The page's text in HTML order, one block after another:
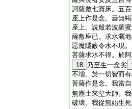
訶薩敷七寶床。五
座上作是念。曇無
座上。説般若波羅
薩敷座已。求水灑
惡魔隱蔽令水不現
菩薩求水不得。於
18
乃至生一念劣
不増。於一切智而
菩薩作是念。我當
無塵土來坌大師。
破壞。我從無始生